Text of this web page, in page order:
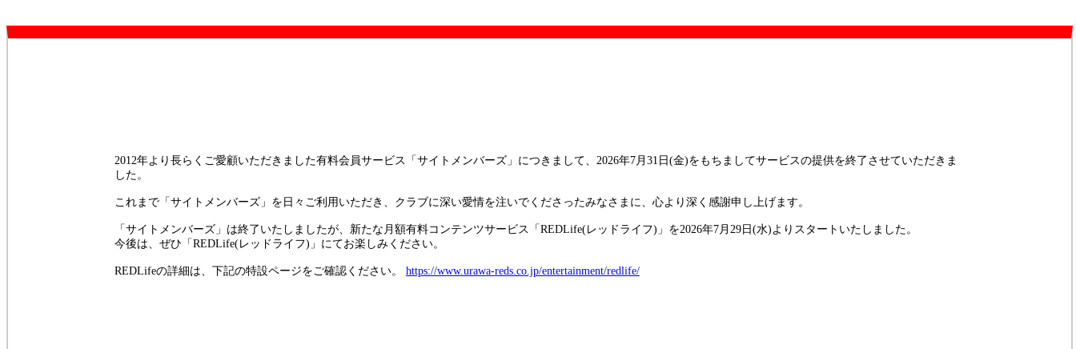
2012年より長らくご愛顧いただきました有料会員サービス「サイトメンバーズ」につきまして、2026年7月31日(金)をもちましてサービスの提供を終了させていただきま
した。
これまで「サイトメンバーズ」を日々ご利用いただき、クラブに深い愛情を注いでくださったみなさまに、心より深く感謝申し上げます。
「サイトメンバーズ」は終了いたしましたが、新たな月額有料コンテンツサービス「REDLife(レッドライフ)」を2026年7月29日(水)よりスタートいたしました。
今後は、ぜひ「REDLife(レッドライフ)」にてお楽しみください。
REDLifeの詳細は、下記の特設ページをご確認ください。 https://www.urawa-reds.co.jp/entertainment/redlife/